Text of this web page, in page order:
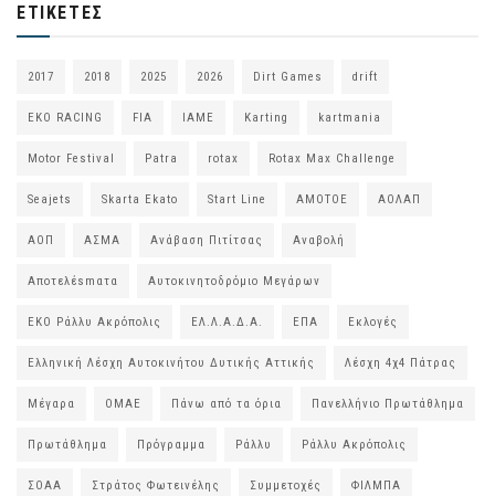
ΕΤΙΚΈΤΕΣ
2017 2018 2025 2026 Dirt Games drift
EKO RACING FIA IAME Karting kartmania
Motor Festival Patra rotax Rotax Max Challenge
Seajets Skarta Ekato Start Line ΑΜΟΤΟΕ ΑΟΛΑΠ
ΑΟΠ ΑΣΜΑ Ανάβαση Πιτίτσας Αναβολή
Αποτελέsmατα Αυτοκινητοδρόμιο Μεγάρων
ΕΚΟ Ράλλυ Ακρόπολις ΕΛ.Λ.Α.Δ.Α. ΕΠΑ Εκλογές
Ελληνική Λέσχη Αυτοκινήτου Δυτικής Αττικής Λέσχη 4χ4 Πάτρας
Μέγαρα ΟΜΑΕ Πάνω από τα όρια Πανελλήνιο Πρωτάθλημα
Πρωτάθλημα Πρόγραμμα Ράλλυ Ράλλυ Ακρόπολις
ΣΟΑΑ Στράτος Φωτεινέλης Συμμετοχές ΦΙΛΜΠΑ